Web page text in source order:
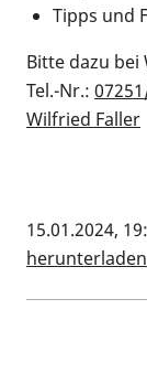
Tipps und
Bitte dazu bei
Tel.-Nr.:
Wilfried Faller
15.01.2024,
herunterladen